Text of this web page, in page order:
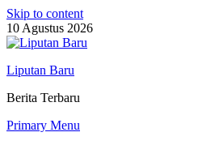
Skip to content
10 Agustus 2026
Liputan Baru
Berita Terbaru
Primary Menu